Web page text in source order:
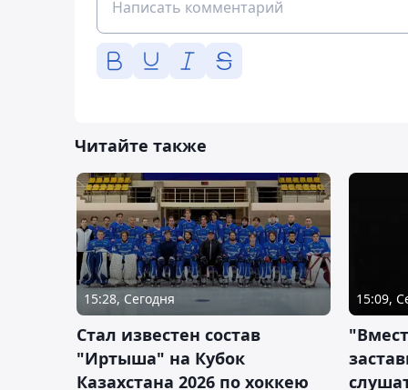
Читайте также
15:28, Сегодня
Стал известен состав
"Иртыша" на Кубок
Казахстана 2026 по хоккею
15:09,